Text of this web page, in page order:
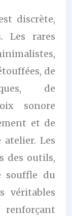
discrète,
Les rares
de
de
sonore
et de
Les
des outils,
souffle du
véritables